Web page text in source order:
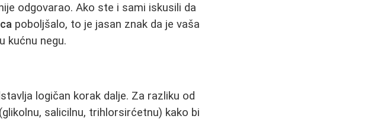
odgovarao. Ako ste i sami iskusili da
poboljšalo, to je jasan znak da je vaša
kućnu negu.
logičan korak dalje. Za razliku od
salicilnu, trihlorsirćetnu) kako bi